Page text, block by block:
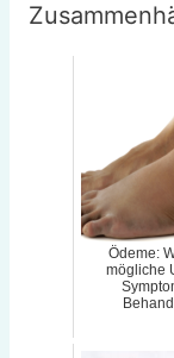
Ödeme:
mögliche